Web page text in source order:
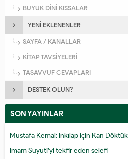
BÜYÜK DİNİ KISSALAR
YENİ EKLENENLER
SAYFA / KANALLAR
KİTAP TAVSİYELERİ
TASAVVUF CEVAPLARI
DESTEK OLUN?
SON YAYINLAR
Mustafa Kemal: İnkılap için Kan Döktük
İmam Suyuti’yi tekfir eden selefi